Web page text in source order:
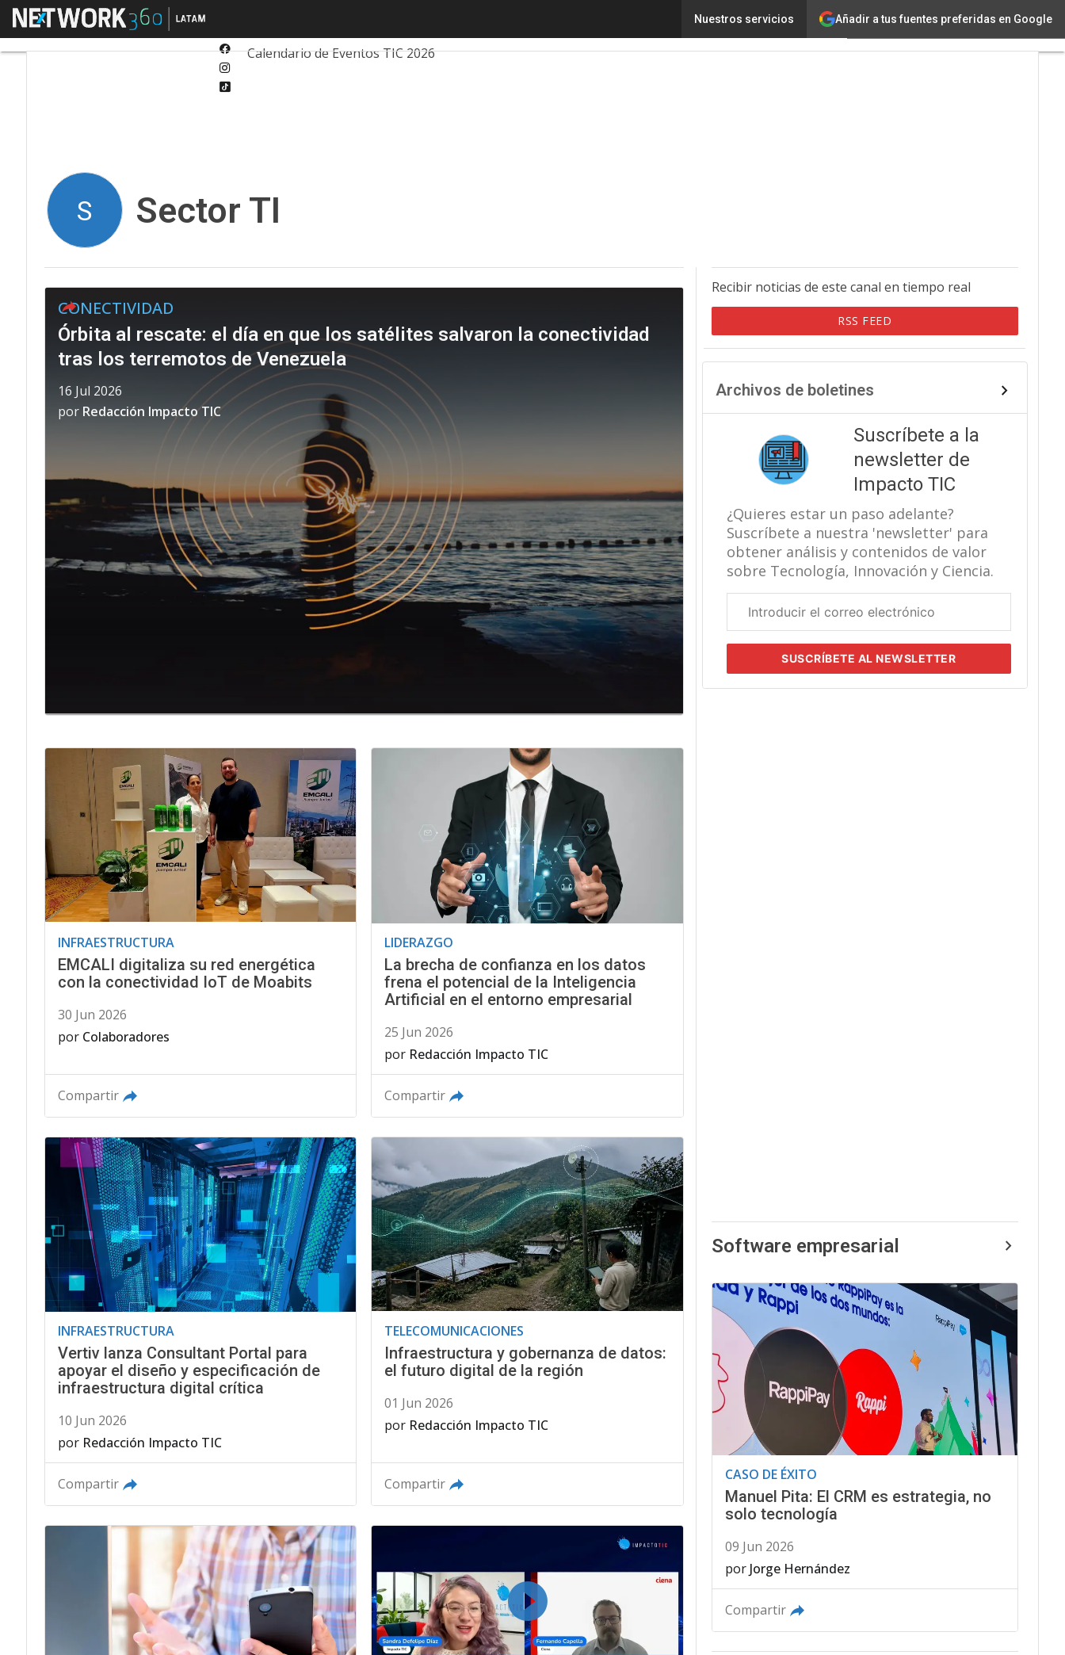
Añadir a tus fuentes preferidas en Google
Nuestros servicios
Menú
Facebook
Ciberseguridad
Calendario de Eventos TIC 2026
S Sector TI
CONECTIVIDAD
Órbita al rescate: el día en que los satélites salvaron la conectividad
tras los terremotos de Venezuela
16 Jul 2026
por Redacción Impacto TIC
INFRAESTRUCTURA
EMCALI digitaliza su red energética
con la conectividad IoT de Moabits
30 Jun 2026
por Colaboradores
Compartir
LIDERAZGO
La brecha de confianza en los datos
frena el potencial de la Inteligencia
Artificial en el entorno empresarial
25 Jun 2026
por Redacción Impacto TIC
Compartir
INFRAESTRUCTURA
Vertiv lanza Consultant Portal para
apoyar el diseño y especificación de
infraestructura digital crítica
10 Jun 2026
por Redacción Impacto TIC
Compartir
TELECOMUNICACIONES
Infraestructura y gobernanza de datos:
el futuro digital de la región
01 Jun 2026
por Redacción Impacto TIC
Compartir
Recibir noticias de este canal en tiempo real
RSS FEED
Archivos de boletines
Suscríbete a la
newsletter de
Impacto TIC
¿Quieres estar un paso adelante?
Suscríbete a nuestra 'newsletter' para
obtener análisis y contenidos de valor
sobre Tecnología, Innovación y Ciencia.
electrónico
SUSCRÍBETE AL NEWSLETTER
Software empresarial
CASO DE ÉXITO
Manuel Pita: El CRM es estrategia, no
solo tecnología
09 Jun 2026
por Jorge Hernández
Compartir